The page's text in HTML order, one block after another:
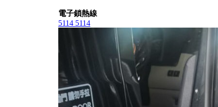
電子鎖熱線
5114 5114